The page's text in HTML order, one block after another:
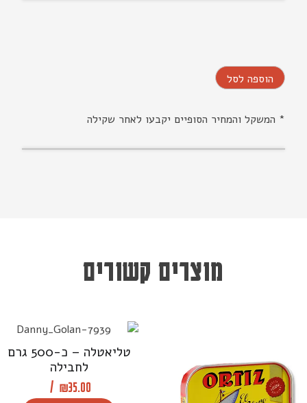
הוספה לסל
* המשקל והמחיר הסופיים יקבעו לאחר שקילה
מוצרים קשורים
טליאטלה – כ-500 גרם
לחבילה
₪35.00
/